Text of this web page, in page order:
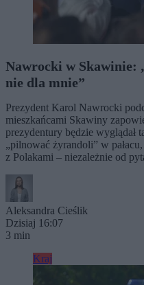
Nawrocki w Skawinie:
nie dla mnie”
Prezydent Karol Nawrocki
mieszkańcami Skawiny
prezydentury będzie wyglądał
„pilnować żyrandoli” w
z Polakami – niezależnie od
Aleksandra Cieślik
Dzisiaj 16:07
3 min
Kraj